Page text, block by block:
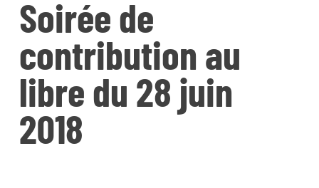
Soirée de
contribution au
libre du 28 juin
2018